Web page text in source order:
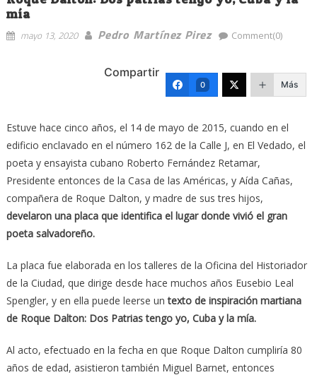
mía
mayo 13, 2020 Pedro Martínez Pirez Comment(0)
Compartir
0 Más
Estuve hace cinco años, el 14 de mayo de 2015, cuando en el
edificio enclavado en el número 162 de la Calle J, en El Vedado, el
poeta y ensayista cubano Roberto Fernández Retamar,
Presidente entonces de la Casa de las Américas, y Aída Cañas,
compañera de Roque Dalton, y madre de sus tres hijos,
develaron una placa que identifica el lugar donde vivió el gran
poeta salvadoreño.
La placa fue elaborada en los talleres de la Oficina del Historiador
de la Ciudad, que dirige desde hace muchos años Eusebio Leal
Spengler, y en ella puede leerse un texto de inspiración martiana
de Roque Dalton: Dos Patrias tengo yo, Cuba y la mía.
Al acto, efectuado en la fecha en que Roque Dalton cumpliría 80
años de edad, asistieron también Miguel Barnet, entonces